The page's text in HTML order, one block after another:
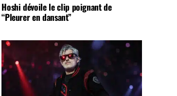
Hoshi dévoile le clip poignant de
“Pleurer en dansant”